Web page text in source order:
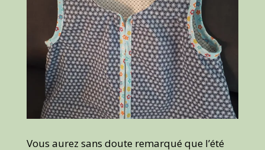
Vous aurez sans doute remarqué que l’été